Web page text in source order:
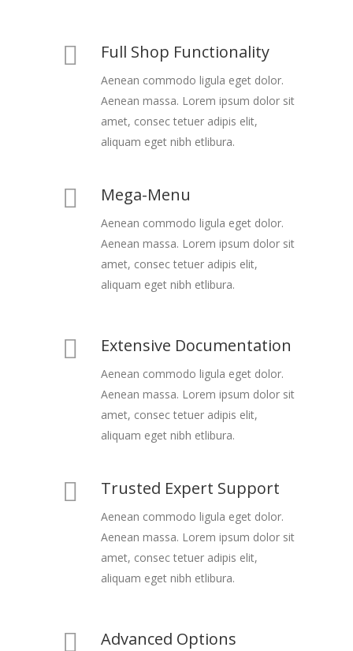
Full Shop Functionality
Aenean commodo ligula eget dolor.
Aenean massa. Lorem ipsum dolor sit
amet, consec tetuer adipis elit,
aliquam eget nibh etlibura.
Mega-Menu
Aenean commodo ligula eget dolor.
Aenean massa. Lorem ipsum dolor sit
amet, consec tetuer adipis elit,
aliquam eget nibh etlibura.
Extensive Documentation
Aenean commodo ligula eget dolor.
Aenean massa. Lorem ipsum dolor sit
amet, consec tetuer adipis elit,
aliquam eget nibh etlibura.
Trusted Expert Support
Aenean commodo ligula eget dolor.
Aenean massa. Lorem ipsum dolor sit
amet, consec tetuer adipis elit,
aliquam eget nibh etlibura.
Advanced Options